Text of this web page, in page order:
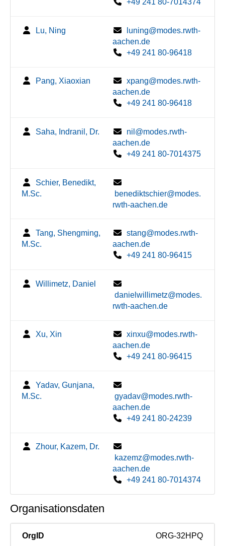
+49 241 80-7014374
Lu, Ning
luning@modes.rwth-
aachen.de
+49 241 80-96418
Pang, Xiaoxian
xpang@modes.rwth-
aachen.de
+49 241 80-96418
Saha, Indranil, Dr.
nil@modes.rwth-
aachen.de
+49 241 80-7014375
Schier, Benedikt,
M.Sc.
benediktschier@modes.
rwth-aachen.de
Tang, Shengming,
M.Sc.
stang@modes.rwth-
aachen.de
+49 241 80-96415
Willimetz, Daniel
danielwillimetz@modes.
rwth-aachen.de
Xu, Xin
xinxu@modes.rwth-
aachen.de
+49 241 80-96415
Yadav, Gunjana,
M.Sc.
gyadav@modes.rwth-
aachen.de
+49 241 80-24239
Zhour, Kazem, Dr.
kazemz@modes.rwth-
aachen.de
+49 241 80-7014374
Organisationsdaten
OrgID ORG-32HPQ